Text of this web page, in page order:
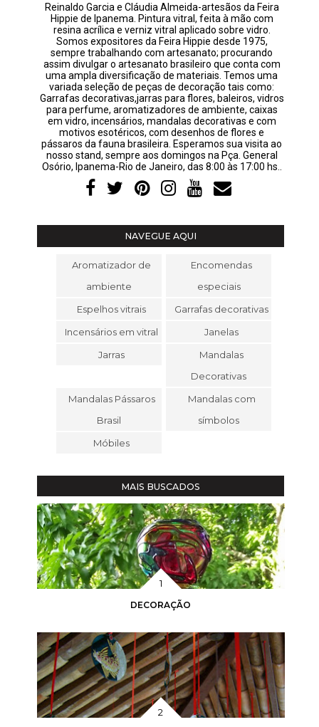
Reinaldo Garcia e Cláudia Almeida-artesãos da Feira
Hippie de Ipanema. Pintura vitral, feita à mão com
resina acrílica e verniz vitral aplicado sobre vidro.
Somos expositores da Feira Hippie desde 1975,
sempre trabalhando com artesanato; procurando
assim divulgar o artesanato brasileiro que conta com
uma ampla diversificação de materiais. Temos uma
variada seleção de peças de decoração tais como:
Garrafas decorativas,jarras para flores, baleiros, vidros
para perfume, aromatizadores de ambiente, caixas
em vidro, incensários, mandalas decorativas e com
motivos esotéricos, com desenhos de flores e
pássaros da fauna brasileira. Esperamos sua visita ao
nosso stand, sempre aos domingos na Pça. General
Osório, Ipanema-Rio de Janeiro, das 8:00 às 17:00 hs..
NAVEGUE AQUI
Aromatizador de
ambiente
Encomendas
especiais
Espelhos vitrais
Garrafas decorativas
Incensários em vitral
Janelas
Jarras
Mandalas
Decorativas
Mandalas Pássaros
Brasil
Mandalas com
símbolos
Móbiles
MAIS BUSCADOS
DECORAÇÃO